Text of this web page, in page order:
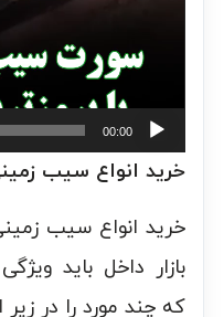
00:00
خرید انواع سیب
خرید انواع سیب
بازار داخل باید
که چند مورد را در زیر